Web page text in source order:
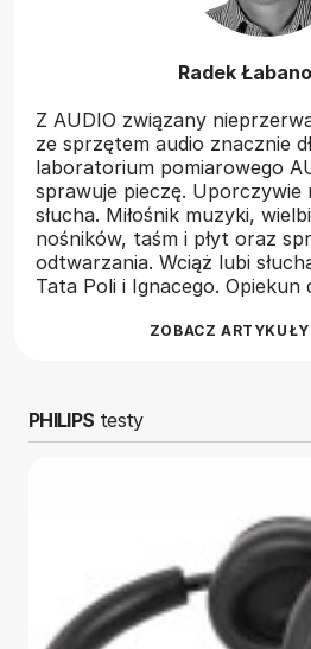
Radek
Z AUDIO związany
ze sprzętem audio znacznie
laboratorium pomiarowego
sprawuje pieczę. Uporczywie
słucha. Miłośnik muzyki,
nośników, taśm i płyt oraz
odtwarzania. Wciąż lubi
Tata Poli i Ignacego. Opiekun
ZOBACZ
PHILIPS testy